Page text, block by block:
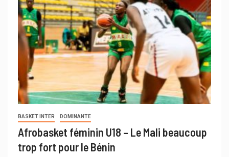
BASKET INTER DOMINANTE
Afrobasket féminin U18 – Le Mali beaucoup
trop fort pour le Bénin